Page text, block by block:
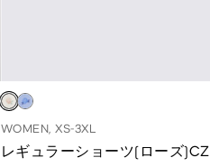
WOMEN, XS-3XL
レギュラーショーツ(ローズ)CZ